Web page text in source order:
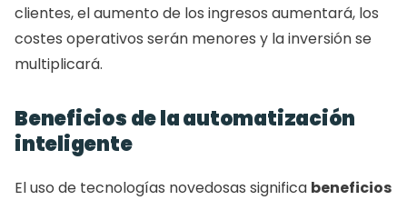
clientes, el aumento de los ingresos aumentará, los
costes operativos serán menores y la inversión se
multiplicará.
Beneficios de la automatización
inteligente
El uso de tecnologías novedosas significa beneficios